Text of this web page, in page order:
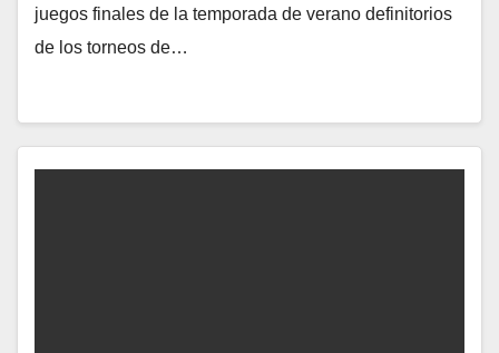
juegos finales de la temporada de verano definitorios
de los torneos de…